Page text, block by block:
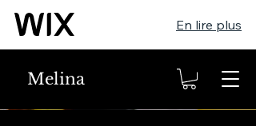
En lire plus